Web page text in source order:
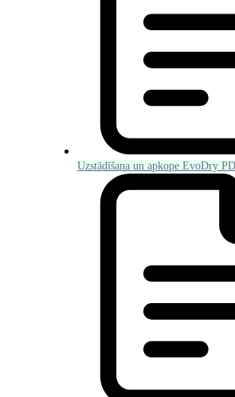
Uzstādīšana un apkope EvoDry